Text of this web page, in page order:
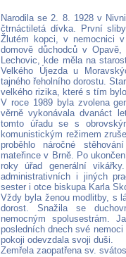
Narodila se 2. 8. 1928 v
čtrnáctiletá dívka. První
Žlutém kopci, v nemocnici
domově důchodců v
Lechovic, kde měla na
Velkého Újezda u
tajného řeholního dorostu.
velkého rizika, které s tím
V roce 1989 byla zvolena
věrně vykonávala dvanáct
tomto úřadu se s
komunistickým režimem
proběhlo náročné
mateřince v Brně. Po
roky úřad generální
administrativních i jiných
sester i otce biskupa Karla
Vždy byla ženou modlitby, s
dorost. Snažila se
nemocným
posledních dnech své
pokoji odevzdala svoji duši.
Zemřela zaopatřena sv.